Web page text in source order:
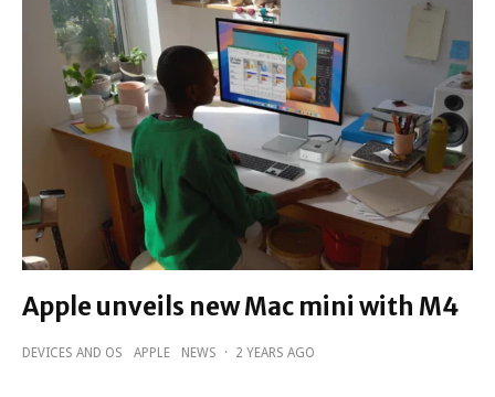
Apple unveils new Mac mini with M4
DEVICES AND OS APPLE NEWS · 2 YEARS AGO